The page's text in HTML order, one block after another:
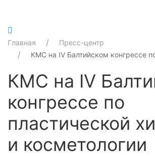
Главная
Пресс-центр
КМС на IV Балтийском конгрессе
КМС на IV
конгрессе по
пластической
и косметологии